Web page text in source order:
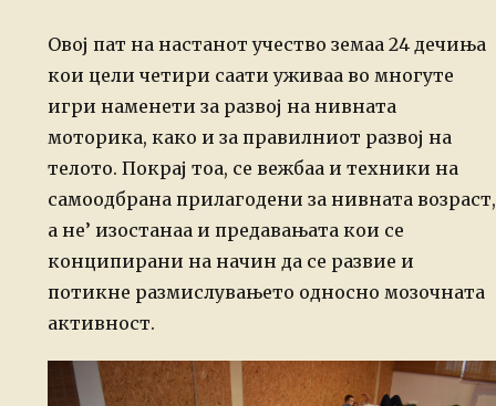
Овој пат на настанот учество земаа 24 дечиња
кои цели четири саати уживаа во многуте
игри наменети за развој на нивната
моторика, како и за правилниот развој на
телото. Покрај тоа, се вежбаа и техники на
самоодбрана прилагодени за нивната возраст,
а не’ изостанаа и предавањата кои се
конципирани на начин да се развие и
потикне размислувањето односно мозочната
активност.